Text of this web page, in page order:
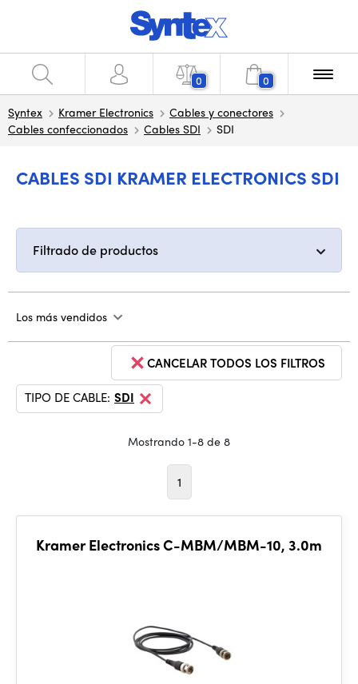
0 0
Syntex Kramer Electronics
Cables y conectores
Cables confeccionados
Cables SDI SDI
CABLES SDI KRAMER ELECTRONICS SDI
Filtrado de productos
Los más vendidos
CANCELAR TODOS LOS FILTROS
TIPO DE CABLE: SDI
Mostrando 1-8 de 8
1
Kramer Electronics C-MBM/MBM-10, 3.0m